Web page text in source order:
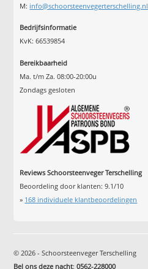
M: info@schoorsteenvegerterschelling.nl
Bedrijfsinformatie
KvK: 66539854
Bereikbaarheid
Ma. t/m Za. 08:00-20:00u
Zondags gesloten
Reviews Schoorsteenveger Terschelling
Beoordeling door klanten:9.1/10
» 168 individuele klantbeoordelingen
© 2026 - Schoorsteenveger Terschelling
Bel ons deze nacht:0562-228000